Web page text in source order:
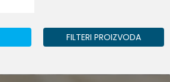
FILTERI PROIZVODA